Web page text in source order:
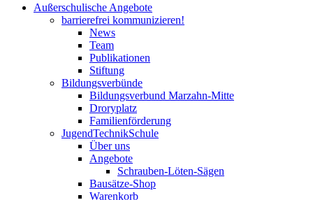
Außerschulische Angebote
barrierefrei kommunizieren!
News
Team
Publikationen
Stiftung
Bildungsverbünde
Bildungsverbund Marzahn-Mitte
Droryplatz
Familienförderung
JugendTechnikSchule
Über uns
Angebote
Schrauben-Löten-Sägen
Bausätze-Shop
Warenkorb